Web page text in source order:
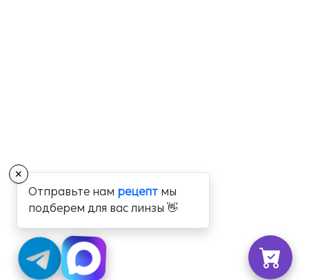
✕
Отправьте нам рецепт мы
подберем для вас линзы 👋